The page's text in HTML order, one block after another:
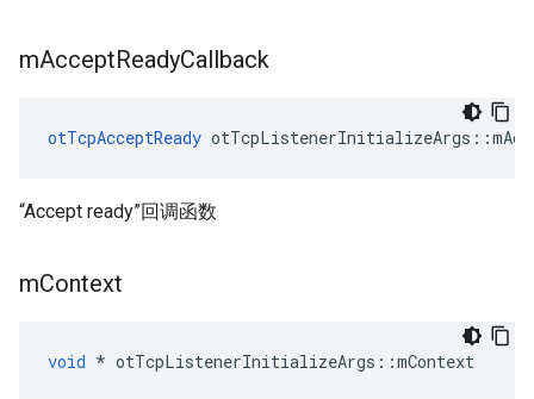
mAcceptReadyCallback
otTcpAcceptReady otTcpListenerInitializeArgs ::
“Accept ready”回调函数
mContext
void * otTcpListenerInitializeArgs ::mContext